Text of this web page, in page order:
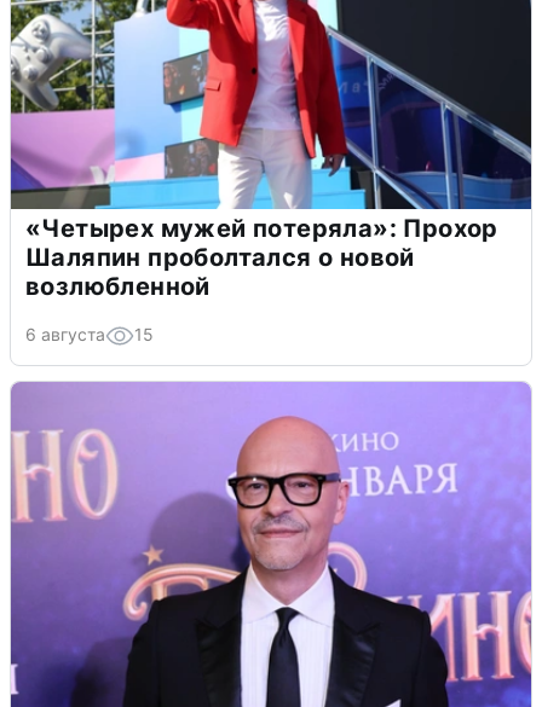
«Четырех мужей потеряла»: Прохор
Шаляпин проболтался о новой
возлюбленной
6 августа 15